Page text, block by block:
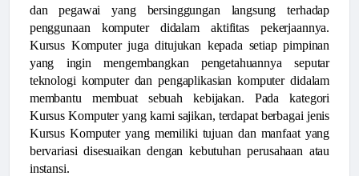
dan pegawai yang bersinggungan langsung terhadap
penggunaan komputer didalam aktifitas pekerjaannya.
Kursus Komputer juga ditujukan kepada setiap pimpinan
yang ingin mengembangkan pengetahuannya seputar
teknologi komputer dan pengaplikasian komputer didalam
membantu membuat sebuah kebijakan. Pada kategori
Kursus Komputer yang kami sajikan, terdapat berbagai jenis
Kursus Komputer yang memiliki tujuan dan manfaat yang
bervariasi disesuaikan dengan kebutuhan perusahaan atau
instansi.